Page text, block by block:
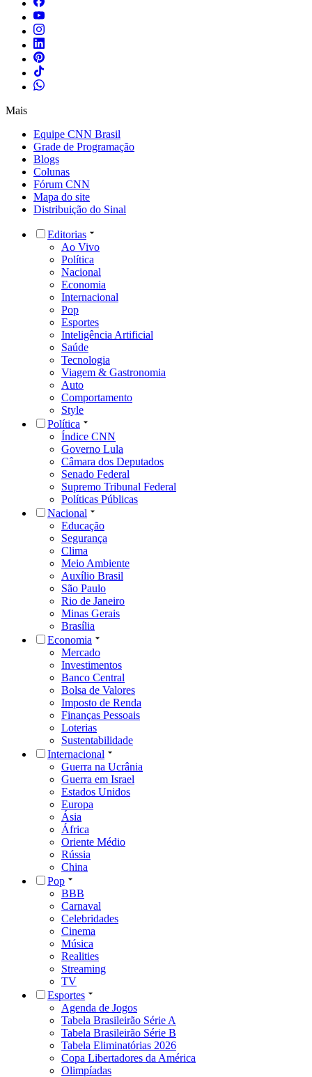
Mais
Equipe CNN Brasil
Grade de Programação
Blogs
Colunas
Fórum CNN
Mapa do site
Distribuição do Sinal
Editorias
Ao Vivo
Política
Nacional
Economia
Internacional
Pop
Esportes
Inteligência Artificial
Saúde
Tecnologia
Viagem & Gastronomia
Auto
Comportamento
Style
Política
Índice CNN
Governo Lula
Câmara dos Deputados
Senado Federal
Supremo Tribunal Federal
Políticas Públicas
Nacional
Educação
Segurança
Clima
Meio Ambiente
Auxílio Brasil
São Paulo
Rio de Janeiro
Minas Gerais
Brasília
Economia
Mercado
Investimentos
Banco Central
Bolsa de Valores
Imposto de Renda
Finanças Pessoais
Loterias
Sustentabilidade
Internacional
Guerra na Ucrânia
Guerra em Israel
Estados Unidos
Europa
Ásia
África
Oriente Médio
Rússia
China
Pop
BBB
Carnaval
Celebridades
Cinema
Música
Realities
Streaming
TV
Esportes
Agenda de Jogos
Tabela Brasileirão Série A
Tabela Brasileirão Série B
Tabela Eliminatórias 2026
Copa Libertadores da América
Olimpíadas